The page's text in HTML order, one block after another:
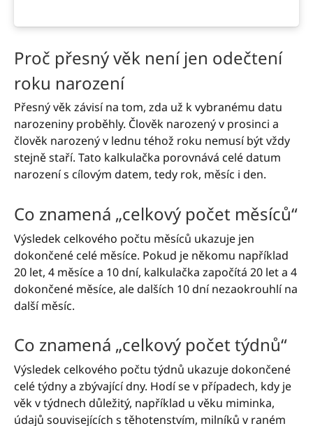
Proč přesný věk není jen odečtení
roku narození
Přesný věk závisí na tom, zda už k vybranému datu
narozeniny proběhly. Člověk narozený v prosinci a
člověk narozený v lednu téhož roku nemusí být vždy
stejně staří. Tato kalkulačka porovnává celé datum
narození s cílovým datem, tedy rok, měsíc i den.
Co znamená „celkový počet měsíců“
Výsledek celkového počtu měsíců ukazuje jen
dokončené celé měsíce. Pokud je někomu například
20 let, 4 měsíce a 10 dní, kalkulačka započítá 20 let a 4
dokončené měsíce, ale dalších 10 dní nezaokrouhlí na
další měsíc.
Co znamená „celkový počet týdnů“
Výsledek celkového počtu týdnů ukazuje dokončené
celé týdny a zbývající dny. Hodí se v případech, kdy je
věk v týdnech důležitý, například u věku miminka,
údajů souvisejících s těhotenstvím, milníků v raném